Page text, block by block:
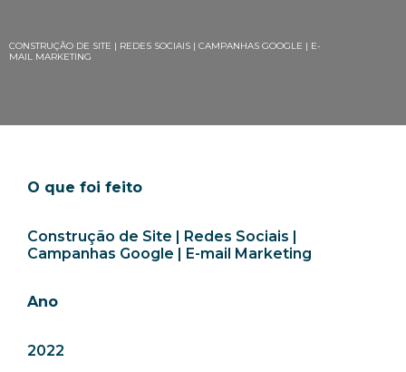
CONSTRUÇÃO DE SITE | REDES SOCIAIS | CAMPANHAS GOOGLE | E-
MAIL MARKETING
O que foi feito
Construção de Site | Redes Sociais |
Campanhas Google | E-mail Marketing
Ano
2022